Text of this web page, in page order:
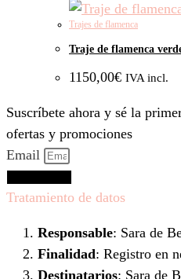
Trajes de flamenca
Traje de flamenca
1150,00€ IVA incl.
Suscríbete ahora y sé la
ofertas y promociones
Email
Tratamiento de datos
Responsable: Sara de
Finalidad: Registro en
Destinatarios: Sara de